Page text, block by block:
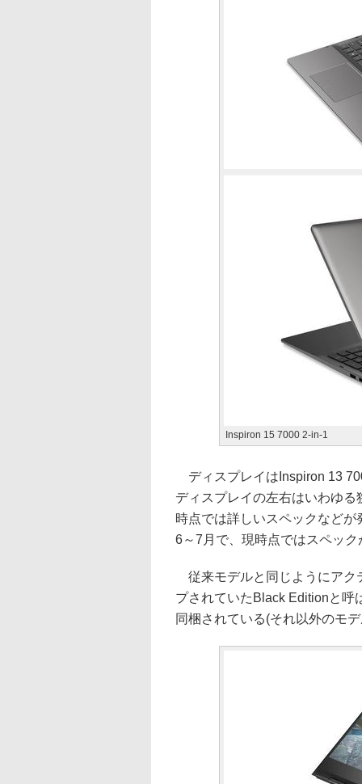
Inspiron 15 7000 2-in-1
ディスプレイはInspiron 13
ディスプレイの左右はいわゆ
時点では詳しいスペックなど
6～7月で、現時点ではスペッ
従来モデルと同じようにアク
プされていたBlack Editionと呼
同梱されている(それ以外のモ